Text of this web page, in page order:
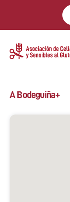
A Bodeguiña+